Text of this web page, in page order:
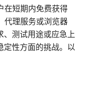
在短期内免费获得
代理服务或浏览器
、测试用途或应急上
定性方面的挑战。以